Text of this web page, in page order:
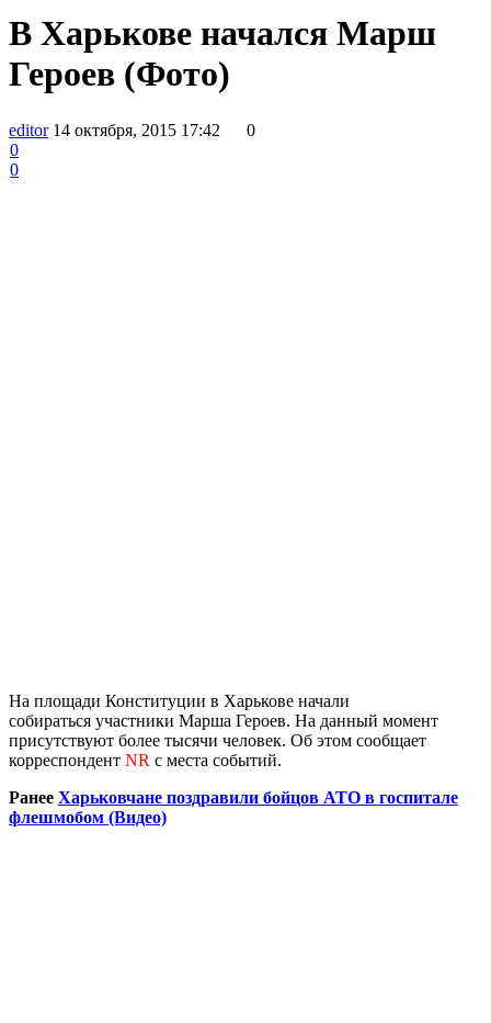
В Харькове начался Марш
Героев (Фото)
editor 14 октября, 2015 17:42
0
0
0
На площади Конституции в Харькове начали
собираться участники Марша Героев. На данный момент
присутствуют более тысячи человек. Об этом сообщает
корреспондент NR с места событий.
Ранее Харьковчане поздравили бойцов АТО в госпитале
флешмобом (Видео)